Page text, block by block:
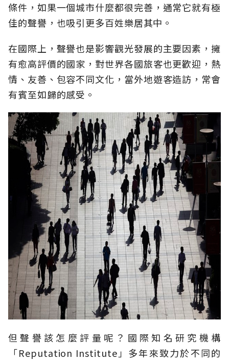
條件，如果一個城市什麼都很完善，通常它就有極
佳的聲譽，也吸引更多百姓樂居其中。
在國際上，聲譽也是影響觀光發展的主要因素，擁
有愈高評價的國家，對世界各國旅客也更歡迎，熱
情、友善、包容不同文化，當外地遊客造訪，常會
有賓至如歸的感受。
但聲譽該怎麼評量呢？國際知名研究機構
「Reputation Institute」多年來致力於不同的